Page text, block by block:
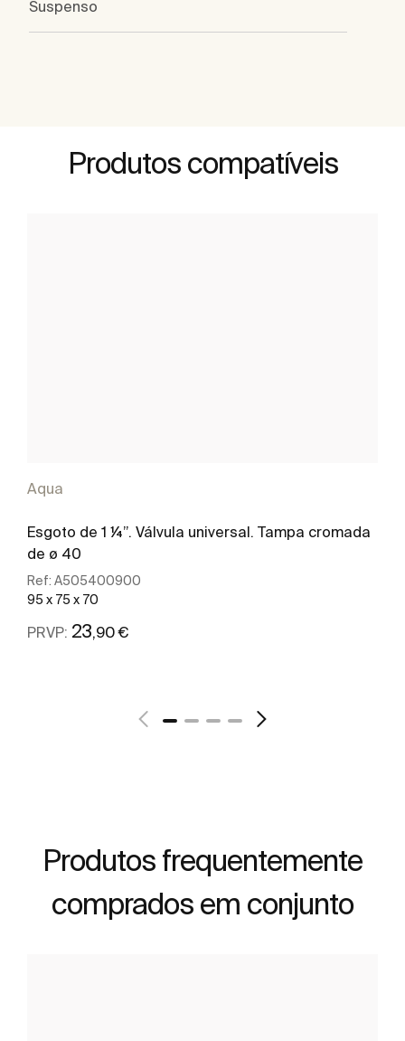
Suspenso
Produtos compatíveis
Aqua
Esgoto de 1 ¼”. Válvula universal. Tampa cromada
de ø 40
Ref: A505400900
95 x 75 x 70
PRVP: 23,90 €
Produtos frequentemente
comprados em conjunto